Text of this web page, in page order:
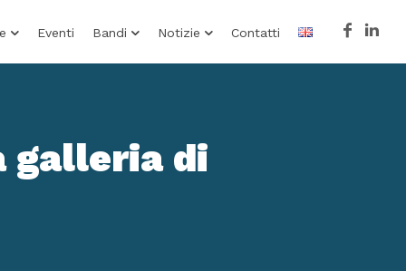
Eventi Bandi Notizie Contatti
galleria di